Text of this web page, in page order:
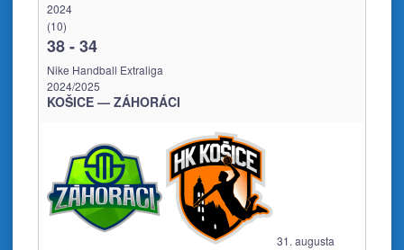
2024
(10)
38-34
Nike Handball Extraliga
2024/2025
KOŠICE — ZÁHORÁCI
31. augusta